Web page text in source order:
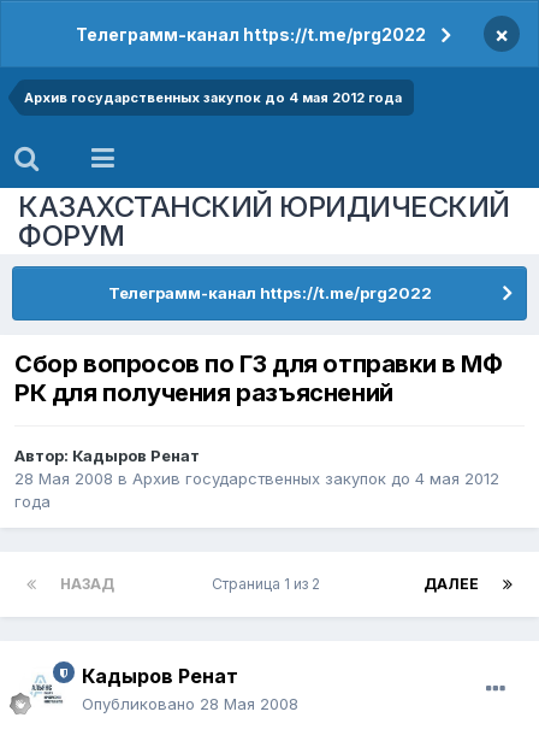
Телеграмм-канал https://t.me/prg2022 ×
Архив государственных закупок до 4 мая 2012 года
КАЗАХСТАНСКИЙ ЮРИДИЧЕСКИЙ
ФОРУМ
Телеграмм-канал https://t.me/prg2022
Сбор вопросов по ГЗ для отправки в МФ
РК для получения разъяснений
Автор: Кадыров Ренат
28 Мая 2008 в Архив государственных закупок до 4 мая 2012
года
НАЗАД ДАЛЕЕ
Страница 1 из 2
Кадыров Ренат
Опубликовано 28 Мая 2008